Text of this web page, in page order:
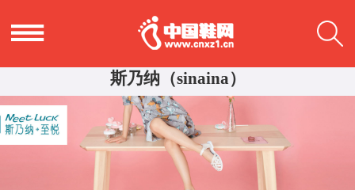
斯乃纳（sinaina）